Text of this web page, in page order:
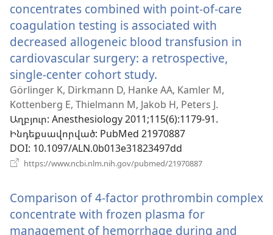
concentrates combined with point-of-care
coagulation testing is associated with
decreased allogeneic blood transfusion in
cardiovascular surgery: a retrospective,
single-center cohort study.
է
նոր
պատուհան)
Görlinger K, Dirkmann D, Hanke AA, Kamler M,
Kottenberg E, Thielmann M, Jakob H, Peters J.
Աղբյուր‎: Anesthesiology 2011;115(6):1179-91.
Ինդեքսավորված‎: PubMed 21970887
DOI‎: 10.1097/ALN.0b013e31823497dd
https://www.ncbi.nlm.nih.gov/pubmed/21970887
պատուհան)
Comparison of 4-factor prothrombin complex
concentrate with frozen plasma for
management of hemorrhage during and